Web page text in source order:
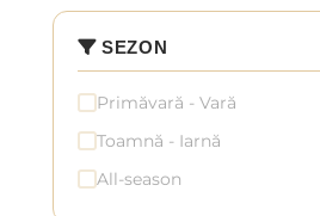
Sintetic
SEZON
Primăvară - Vară
Toamnă - Iarnă
All-season